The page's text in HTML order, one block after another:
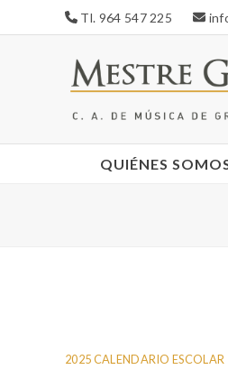
to
Tl. 964 547 225
QUIÉNES
2025 CALENDARIO ESCOLAR